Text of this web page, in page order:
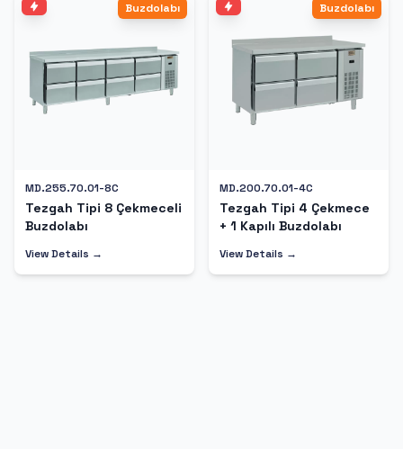
Buzdolabı
MD.255.70.01-8C
Tezgah Tipi 8 Çekmeceli
Buzdolabı
View Details →
Buzdolabı
MD.200.70.01-4C
Tezgah Tipi 4 Çekmece
+ 1 Kapılı Buzdolabı
View Details →